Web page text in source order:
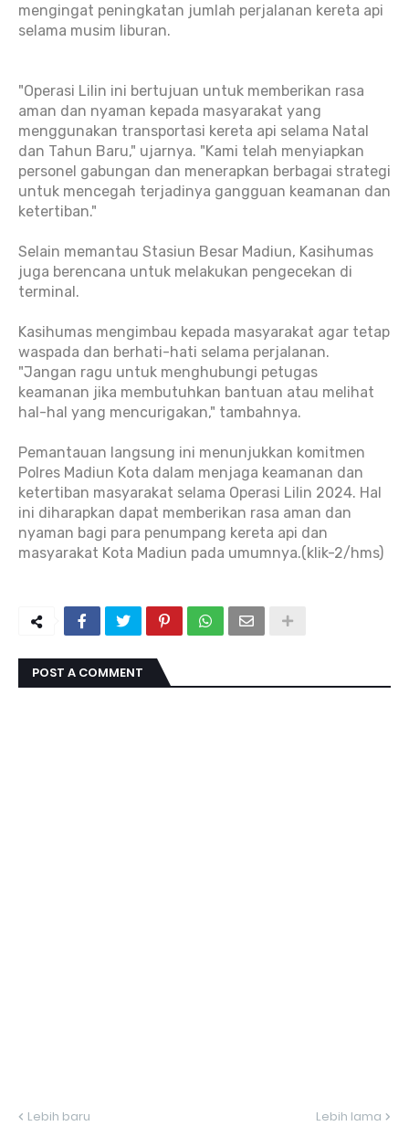
mengingat peningkatan jumlah perjalanan kereta api
selama musim liburan.
"Operasi Lilin ini bertujuan untuk memberikan rasa
aman dan nyaman kepada masyarakat yang
menggunakan transportasi kereta api selama Natal
dan Tahun Baru," ujarnya. "Kami telah menyiapkan
personel gabungan dan menerapkan berbagai strategi
untuk mencegah terjadinya gangguan keamanan dan
ketertiban."
Selain memantau Stasiun Besar Madiun, Kasihumas
juga berencana untuk melakukan pengecekan di
terminal.
Kasihumas mengimbau kepada masyarakat agar tetap
waspada dan berhati-hati selama perjalanan.
"Jangan ragu untuk menghubungi petugas
keamanan jika membutuhkan bantuan atau melihat
hal-hal yang mencurigakan," tambahnya.
Pemantauan langsung ini menunjukkan komitmen
Polres Madiun Kota dalam menjaga keamanan dan
ketertiban masyarakat selama Operasi Lilin 2024. Hal
ini diharapkan dapat memberikan rasa aman dan
nyaman bagi para penumpang kereta api dan
masyarakat Kota Madiun pada umumnya.(klik-2/hms)
POST A COMMENT
Lebih baru Lebih lama